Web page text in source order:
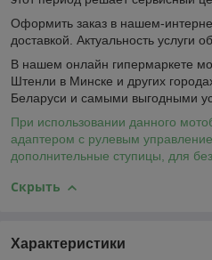
Оформить заказ в нашем-
доставкой. Актуальность услуги
В нашем онлайн гипермаркете
Штенли в Минске и других
Беларуси и самыми выгодными
При использовании данного
адаптером с рулевым
дополнительные ступицы, для
Скрыть
Характеристики